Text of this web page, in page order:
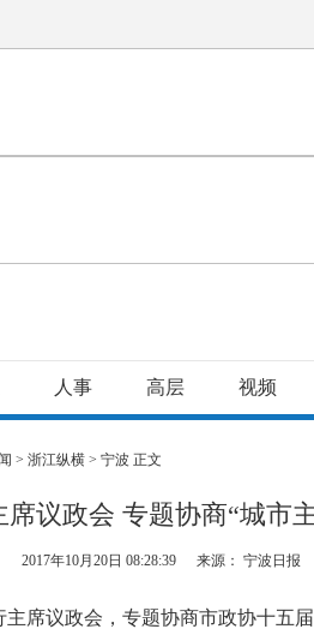
人事 高层 视频
> 浙江纵横 > 宁波 正文
议政会 专题协商“城市
2017年10月20日 08:28:39 来源： 宁波日报
议政会，专题协商市政协十五届